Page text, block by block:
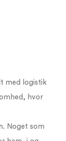
med logistik
hvor
Noget som